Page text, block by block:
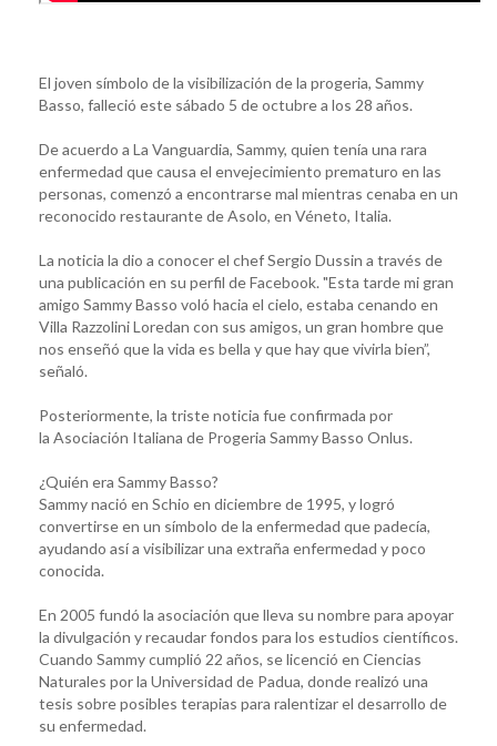
El joven símbolo de la visibilización de la progeria, Sammy
Basso, falleció este sábado 5 de octubre a los 28 años.
De acuerdo a La Vanguardia, Sammy, quien tenía una rara
enfermedad que causa el envejecimiento prematuro en las
personas, comenzó a encontrarse mal mientras cenaba en un
reconocido restaurante de Asolo, en Véneto, Italia.
La noticia la dio a conocer el chef Sergio Dussin a través de
una publicación en su perfil de Facebook. "Esta tarde mi gran
amigo Sammy Basso voló hacia el cielo, estaba cenando en
Villa Razzolini Loredan con sus amigos, un gran hombre que
nos enseñó que la vida es bella y que hay que vivirla bien”,
señaló.
Posteriormente, la triste noticia fue confirmada por
la Asociación Italiana de Progeria Sammy Basso Onlus.
¿Quién era Sammy Basso?
Sammy nació en Schio en diciembre de 1995, y logró
convertirse en un símbolo de la enfermedad que padecía,
ayudando así a visibilizar una extraña enfermedad y poco
conocida.
En 2005 fundó la asociación que lleva su nombre para apoyar
la divulgación y recaudar fondos para los estudios científicos.
Cuando Sammy cumplió 22 años, se licenció en Ciencias
Naturales por la Universidad de Padua, donde realizó una
tesis sobre posibles terapias para ralentizar el desarrollo de
su enfermedad.